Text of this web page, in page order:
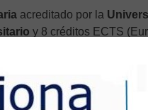
acreditado por la
y 8 créditos ECTS
lectivas.